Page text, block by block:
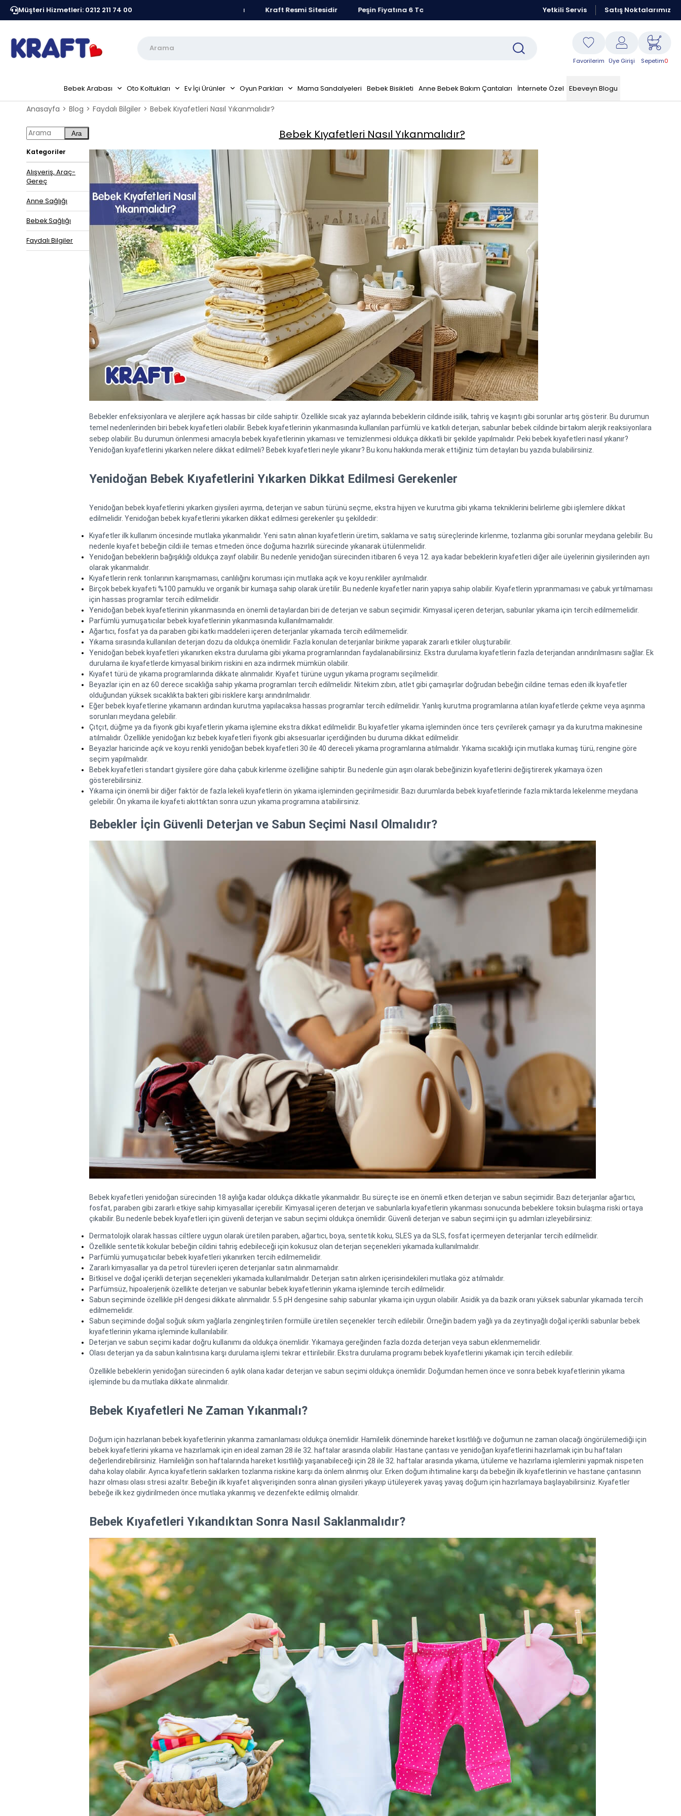
Müşteri Hizmetleri: 0212 211 74 00
Kraft Resmi Sitesidir Peşin Fiyatına 6 Taksit Fırsatı Kraft Resmi Sitesidir Peşin Fiyatına 6 Taksit Fırsatı Peşin Fiyatına 6 Taksit Fırsatı
Yetkili Servis Satış Noktalarımız
Favorilerim Üye Girişi Sepetim0
Bebek Arabası Oto Koltukları Ev İçi Ürünler Oyun Parkları Mama Sandalyeleri Bebek Bisikleti Anne Bebek Bakım Çantaları İnternete Özel Ebeveyn Blogu
Anasayfa Blog Faydalı Bilgiler Bebek Kıyafetleri Nasıl Yıkanmalıdır?
Bebek Kıyafetleri Nasıl Yıkanmalıdır?
Bebekler enfeksiyonlara ve alerjilere açık hassas bir cilde sahiptir. Özellikle sıcak yaz aylarında bebeklerin cildinde isilik, tahriş ve kaşıntı gibi sorunlar artış gösterir. Bu durumun
temel nedenlerinden biri bebek kıyafetleri olabilir. Bebek kıyafetlerinin yıkanmasında kullanılan parfümlü ve katkılı deterjan, sabunlar bebek cildinde birtakım alerjik reaksiyonlara
sebep olabilir. Bu durumun önlenmesi amacıyla bebek kıyafetlerinin yıkaması ve temizlenmesi oldukça dikkatli bir şekilde yapılmalıdır. Peki bebek kıyafetleri nasıl yıkanır?
Yenidoğan kıyafetlerini yıkarken nelere dikkat edilmeli? Bebek kıyafetleri neyle yıkanır? Bu konu hakkında merak ettiğiniz tüm detayları bu yazıda bulabilirsiniz.
Yenidoğan Bebek Kıyafetlerini Yıkarken Dikkat Edilmesi Gerekenler
Yenidoğan bebek kıyafetlerini yıkarken giysileri ayırma, deterjan ve sabun türünü seçme, ekstra hijyen ve kurutma gibi yıkama tekniklerini belirleme gibi işlemlere dikkat
edilmelidir. Yenidoğan bebek kıyafetlerini yıkarken dikkat edilmesi gerekenler şu şekildedir:
Kıyafetler ilk kullanım öncesinde mutlaka yıkanmalıdır. Yeni satın alınan kıyafetlerin üretim, saklama ve satış süreçlerinde kirlenme, tozlanma gibi sorunlar meydana gelebilir. Bu
nedenle kıyafet bebeğin cildi ile temas etmeden önce doğuma hazırlık sürecinde yıkanarak ütülenmelidir.
Yenidoğan bebeklerin bağışıklığı oldukça zayıf olabilir. Bu nedenle yenidoğan sürecinden itibaren 6 veya 12. aya kadar bebeklerin kıyafetleri diğer aile üyelerinin giysilerinden ayrı
olarak yıkanmalıdır.
Kıyafetlerin renk tonlarının karışmaması, canlılığını koruması için mutlaka açık ve koyu renkliler ayrılmalıdır.
Birçok bebek kıyafeti %100 pamuklu ve organik bir kumaşa sahip olarak üretilir. Bu nedenle kıyafetler narin yapıya sahip olabilir. Kıyafetlerin yıpranmaması ve çabuk yırtılmaması
için hassas programlar tercih edilmelidir.
Yenidoğan bebek kıyafetlerinin yıkanmasında en önemli detaylardan biri de deterjan ve sabun seçimidir. Kimyasal içeren deterjan, sabunlar yıkama için tercih edilmemelidir.
Parfümlü yumuşatıcılar bebek kıyafetlerinin yıkanmasında kullanılmamalıdır.
Ağartıcı, fosfat ya da paraben gibi katkı maddeleri içeren deterjanlar yıkamada tercih edilmemelidir.
Yıkama sırasında kullanılan deterjan dozu da oldukça önemlidir. Fazla konulan deterjanlar birikme yaparak zararlı etkiler oluşturabilir.
Yenidoğan bebek kıyafetleri yıkanırken ekstra durulama gibi yıkama programlarından faydalanabilirsiniz. Ekstra durulama kıyafetlerin fazla deterjandan arındırılmasını sağlar. Ek
durulama ile kıyafetlerde kimyasal birikim riskini en aza indirmek mümkün olabilir.
Kıyafet türü de yıkama programlarında dikkate alınmalıdır. Kıyafet türüne uygun yıkama programı seçilmelidir.
Beyazlar için en az 60 derece sıcaklığa sahip yıkama programları tercih edilmelidir. Nitekim zıbın, atlet gibi çamaşırlar doğrudan bebeğin cildine temas eden ilk kıyafetler
olduğundan yüksek sıcaklıkta bakteri gibi risklere karşı arındırılmalıdır.
Eğer bebek kıyafetlerine yıkamanın ardından kurutma yapılacaksa hassas programlar tercih edilmelidir. Yanlış kurutma programlarına atılan kıyafetlerde çekme veya aşınma
sorunları meydana gelebilir.
Çıtçıt, düğme ya da fiyonk gibi kıyafetlerin yıkama işlemine ekstra dikkat edilmelidir. Bu kıyafetler yıkama işleminden önce ters çevrilerek çamaşır ya da kurutma makinesine
atılmalıdır. Özellikle yenidoğan kız bebek kıyafetleri fiyonk gibi aksesuarlar içerdiğinden bu duruma dikkat edilmelidir.
Beyazlar haricinde açık ve koyu renkli yenidoğan bebek kıyafetleri 30 ile 40 dereceli yıkama programlarına atılmalıdır. Yıkama sıcaklığı için mutlaka kumaş türü, rengine göre
seçim yapılmalıdır.
Bebek kıyafetleri standart giysilere göre daha çabuk kirlenme özelliğine sahiptir. Bu nedenle gün aşırı olarak bebeğinizin kıyafetlerini değiştirerek yıkamaya özen
gösterebilirsiniz.
Yıkama için önemli bir diğer faktör de fazla lekeli kıyafetlerin ön yıkama işleminden geçirilmesidir. Bazı durumlarda bebek kıyafetlerinde fazla miktarda lekelenme meydana
gelebilir. Ön yıkama ile kıyafeti akıttıktan sonra uzun yıkama programına atabilirsiniz.
Bebekler İçin Güvenli Deterjan ve Sabun Seçimi Nasıl Olmalıdır?
Bebek kıyafetleri yenidoğan sürecinden 18 aylığa kadar oldukça dikkatle yıkanmalıdır. Bu süreçte ise en önemli etken deterjan ve sabun seçimidir. Bazı deterjanlar ağartıcı,
fosfat, paraben gibi zararlı etkiye sahip kimyasallar içerebilir. Kimyasal içeren deterjan ve sabunlarla kıyafetlerin yıkanması sonucunda bebeklere toksin bulaşma riski ortaya
çıkabilir. Bu nedenle bebek kıyafetleri için güvenli deterjan ve sabun seçimi oldukça önemlidir. Güvenli deterjan ve sabun seçimi için şu adımları izleyebilirsiniz:
Dermatolojik olarak hassas ciltlere uygun olarak üretilen paraben, ağartıcı, boya, sentetik koku, SLES ya da SLS, fosfat içermeyen deterjanlar tercih edilmelidir.
Özellikle sentetik kokular bebeğin cildini tahriş edebileceği için kokusuz olan deterjan seçenekleri yıkamada kullanılmalıdır.
Parfümlü yumuşatıcılar bebek kıyafetleri yıkanırken tercih edilmemelidir.
Zararlı kimyasallar ya da petrol türevleri içeren deterjanlar satın alınmamalıdır.
Bitkisel ve doğal içerikli deterjan seçenekleri yıkamada kullanılmalıdır. Deterjan satın alırken içerisindekileri mutlaka göz atılmalıdır.
Parfümsüz, hipoalerjenik özellikte deterjan ve sabunlar bebek kıyafetlerinin yıkama işleminde tercih edilmelidir.
Sabun seçiminde özellikle pH dengesi dikkate alınmalıdır. 5.5 pH dengesine sahip sabunlar yıkama için uygun olabilir. Asidik ya da bazik oranı yüksek sabunlar yıkamada tercih
edilmemelidir.
Sabun seçiminde doğal soğuk sıkım yağlarla zenginleştirilen formülle üretilen seçenekler tercih edilebilir. Örneğin badem yağlı ya da zeytinyağlı doğal içerikli sabunlar bebek
kıyafetlerinin yıkama işleminde kullanılabilir.
Deterjan ve sabun seçimi kadar doğru kullanımı da oldukça önemlidir. Yıkamaya gereğinden fazla dozda deterjan veya sabun eklenmemelidir.
Olası deterjan ya da sabun kalıntısına karşı durulama işlemi tekrar ettirilebilir. Ekstra durulama programı bebek kıyafetlerini yıkamak için tercih edilebilir.
Özellikle bebeklerin yenidoğan sürecinden 6 aylık olana kadar deterjan ve sabun seçimi oldukça önemlidir. Doğumdan hemen önce ve sonra bebek kıyafetlerinin yıkama
işleminde bu da mutlaka dikkate alınmalıdır.
Bebek Kıyafetleri Ne Zaman Yıkanmalı?
Doğum için hazırlanan bebek kıyafetlerinin yıkanma zamanlaması oldukça önemlidir. Hamilelik döneminde hareket kısıtlılığı ve doğumun ne zaman olacağı öngörülemediği için
bebek kıyafetlerini yıkama ve hazırlamak için en ideal zaman 28 ile 32. haftalar arasında olabilir. Hastane çantası ve yenidoğan kıyafetlerini hazırlamak için bu haftaları
değerlendirebilirsiniz. Hamileliğin son haftalarında hareket kısıtlılığı yaşanabileceği için 28 ile 32. haftalar arasında yıkama, ütüleme ve hazırlama işlemlerini yapmak nispeten
daha kolay olabilir. Ayrıca kıyafetlerin saklarken tozlanma riskine karşı da önlem alınmış olur. Erken doğum ihtimaline karşı da bebeğin ilk kıyafetlerinin ve hastane çantasının
hazır olması olası stresi azaltır. Bebeğin ilk kıyafet alışverişinden sonra alınan giysileri yıkayıp ütüleyerek yavaş yavaş doğum için hazırlamaya başlayabilirsiniz. Kıyafetler
bebeğe ilk kez giydirilmeden önce mutlaka yıkanmış ve dezenfekte edilmiş olmalıdır.
Bebek Kıyafetleri Yıkandıktan Sonra Nasıl Saklanmalıdır?
Ara
Kategoriler
Alışveriş, Araç-
Gereç
Anne Sağlığı
Bebek Sağlığı
Faydalı Bilgiler